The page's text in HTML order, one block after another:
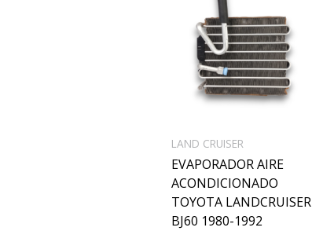
LAND CRUISER
EVAPORADOR AIRE
ACONDICIONADO
TOYOTA LANDCRUISER
BJ60 1980-1992
$489,900.